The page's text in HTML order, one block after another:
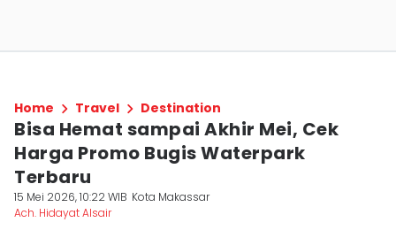
Home Travel Destination
Bisa Hemat sampai Akhir Mei, Cek
Harga Promo Bugis Waterpark
Terbaru
15 Mei 2026, 10:22 WIB Kota Makassar
Ach. Hidayat Alsair